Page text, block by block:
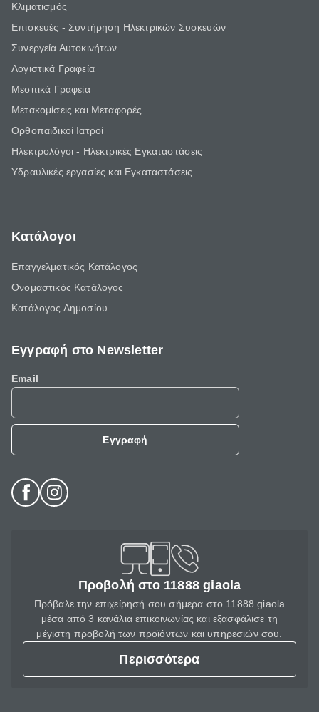
Κλιματισμός
Επισκευές - Συντήρηση Ηλεκτρικών Συσκευών
Συνεργεία Αυτοκινήτων
Λογιστικά Γραφεία
Μεσιτικά Γραφεία
Μετακομίσεις και Μεταφορές
Ορθοπαιδικοί Ιατροί
Ηλεκτρολόγοι - Ηλεκτρικές Εγκαταστάσεις
Υδραυλικές εργασίες και Εγκαταστάσεις
Κατάλογοι
Επαγγελματικός Κατάλογος
Ονομαστικός Κατάλογος
Κατάλογος Δημοσίου
Εγγραφή στο Newsletter
Email
Εγγραφή
Προβολή στο 11888 giaola
Πρόβαλε την επιχείρησή σου σήμερα στο 11888 giaola
μέσα από 3 κανάλια επικοινωνίας και εξασφάλισε τη
μέγιστη προβολή των προϊόντων και υπηρεσιών σου.
Περισσότερα